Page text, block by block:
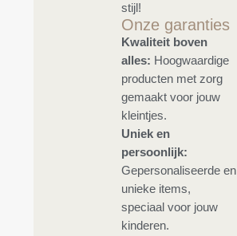
stijl!
Onze garanties
Kwaliteit boven
alles: Hoogwaardige
producten met zorg
gemaakt voor jouw
kleintjes.
Uniek en
persoonlijk:
Gepersonaliseerde en
unieke items,
speciaal voor jouw
kinderen.